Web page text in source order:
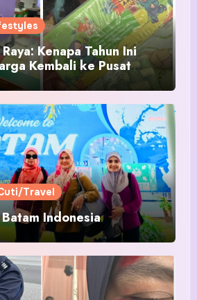
Kenapa Tahun Ini
Kembali ke Pusat
Hari?
Travel
Indonesia